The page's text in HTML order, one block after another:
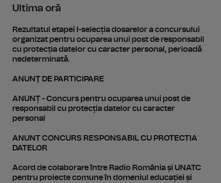
Ultima oră
Rezultatul etapei I-selecția dosarelor a concursului
organizat pentru ocuparea unui post de responsabil
cu protecția datelor cu caracter personal, perioadă
nedeterminată.
ANUNŢ DE PARTICIPARE
ANUNȚ - Concurs pentru ocuparea unui post de
responsabil cu protecția datelor cu caracter
personal
ANUNT CONCURS RESPONSABIL CU PROTECTIA
DATELOR
Acord de colaborare între Radio România și UNATC
pentru proiecte comune în domeniul educației și